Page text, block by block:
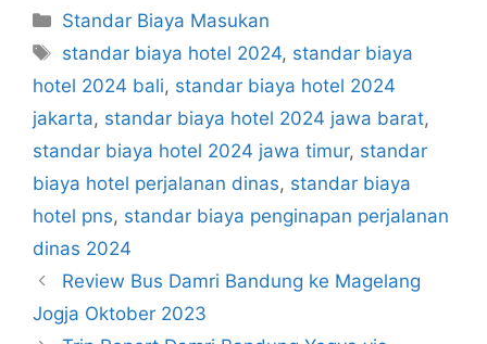
Categories
Standar Biaya Masukan
Tags
standar biaya hotel 2024, standar biaya
hotel 2024 bali, standar biaya hotel 2024
jakarta, standar biaya hotel 2024 jawa barat,
standar biaya hotel 2024 jawa timur, standar
biaya hotel perjalanan dinas, standar biaya
hotel pns, standar biaya penginapan perjalanan
dinas 2024
Review Bus Damri Bandung ke Magelang
Jogja Oktober 2023